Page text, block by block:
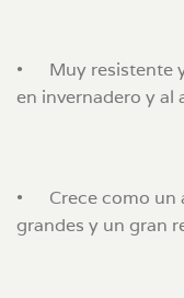
•
Muy resistente
en invernadero y al
•
Crece como un
grandes y un gran